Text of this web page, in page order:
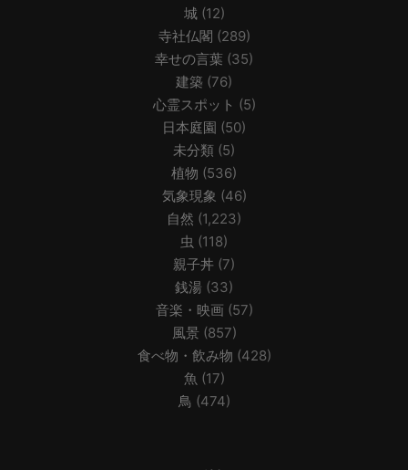
城(12)
寺社仏閣 (289)
幸せの言葉 (35)
建築 (76)
心霊スポット (5)
日本庭園 (50)
未分類 (5)
植物 (536)
気象現象 (46)
自然 (1,223)
虫 (118)
親子丼 (7)
銭湯 (33)
音楽・映画 (57)
風景(857)
食べ物・飲み物 (428)
魚 (17)
鳥 (474)